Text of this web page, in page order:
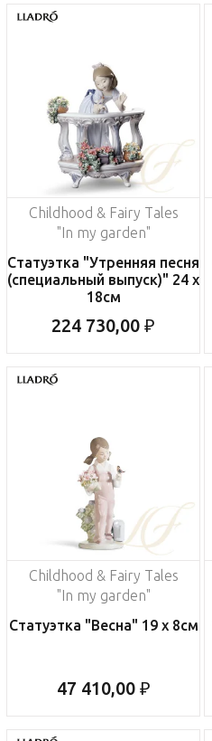
Childhood & Fairy Tales
"In my garden"
Статуэтка "Утренняя песня
(специальный выпуск)" 24 x
18см
224 730,00 ₽
Childhood & Fairy Tales
"In my garden"
Статуэтка "Весна" 19 x 8см
47 410,00 ₽